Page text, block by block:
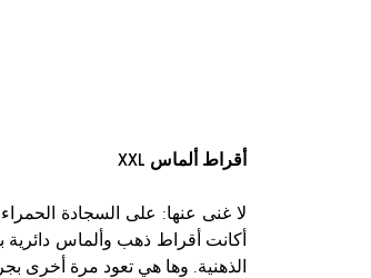
أقراط ألماس XXL
لا غنى عنها: على السجادة
الذهنية. وها هي تعود مرة أخرى